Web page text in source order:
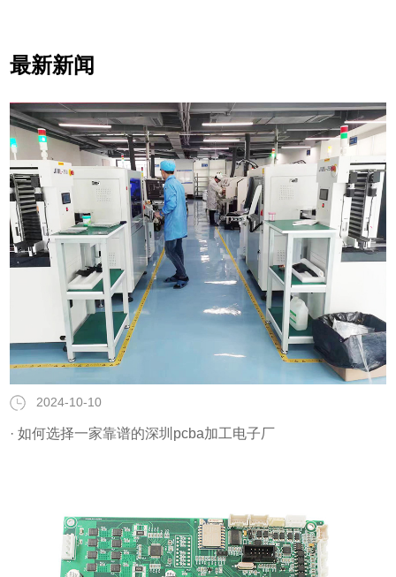
最新新闻
2024-10-10
· 如何选择一家靠谱的深圳pcba加工电子厂